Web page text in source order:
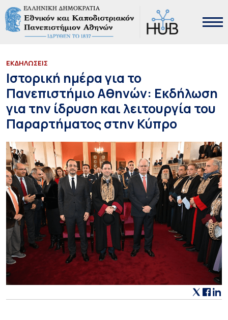
ΕΚΔΗΛΩΣΕΙΣ
Ιστορική ημέρα για το
Πανεπιστήμιο Αθηνών: Εκδήλωση
για την ίδρυση και λειτουργία του
Παραρτήματος στην Κύπρο